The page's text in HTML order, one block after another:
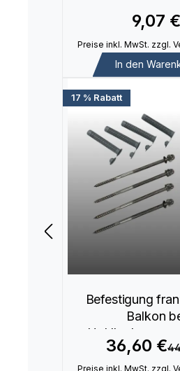
9,07 €
Preise inkl. MwSt. zzgl.
In den
17 % Rabatt
Befestigung
Balkon
Poroton
36,60 €
Preise inkl. MwSt. zzgl.